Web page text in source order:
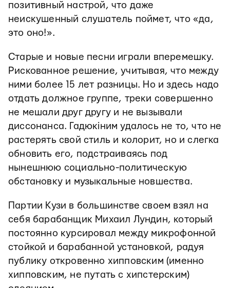
позитивный настрой, что даже
неискушенный слушатель поймет, что «да,
это оно!».
Старые и новые песни играли вперемешку.
Рискованное решение, учитывая, что между
ними более 15 лет разницы. Но и здесь надо
отдать должное группе, треки совершенно
не мешали друг другу и не вызывали
диссонанса. Гадюкіним удалось не то, что не
растерять свой стиль и колорит, но и слегка
обновить его, подстраиваясь под
нынешнюю социально-политическую
обстановку и музыкальные новшества.
Партии Кузи в большинстве своем взял на
себя барабанщик Михаил Лундин, который
постоянно курсировал между микрофонной
стойкой и барабанной установкой, радуя
публику откровенно хипповским (именно
хипповским, не путать с хипстерским)